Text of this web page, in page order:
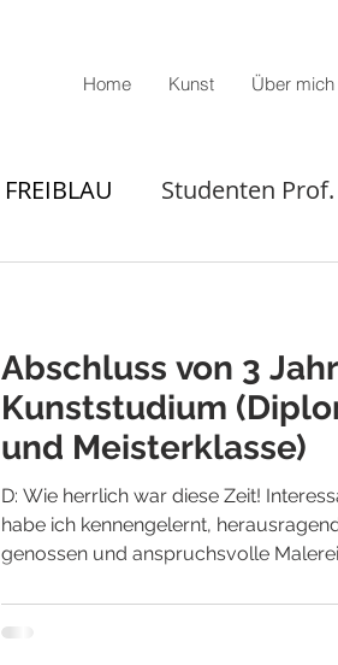
Home Kunst Über mich
FREIBLAU Studenten
Abschluss von 3
Kunststudium
und Meisterklasse)
D: Wie herrlich war diese Zeit!
habe ich kennengelernt,
genossen und anspruchsvolle